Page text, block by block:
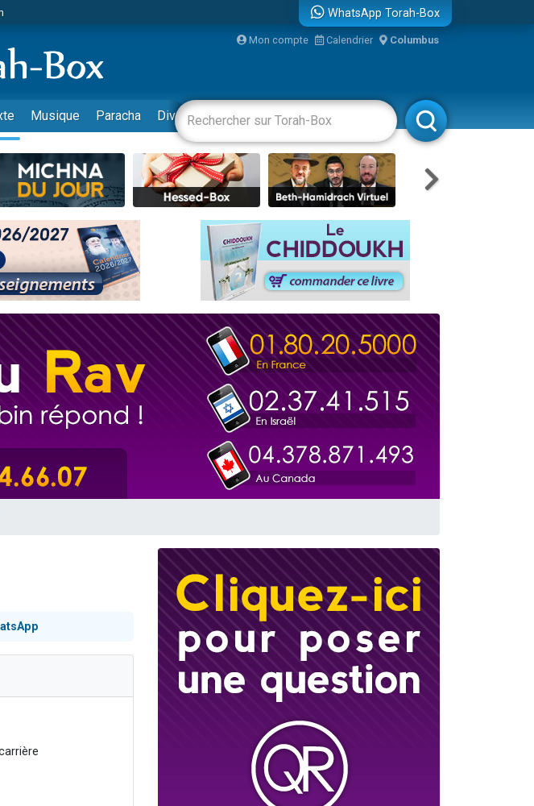
Rivka, 6 enfants, victime de violences...
de Vacances Pour les Enfants
vacances aux Orphelins
WhatsApp Torah-Box
Mon compte Calendrier Columbus
Musique Paracha Divertissements Livres Rabbanim